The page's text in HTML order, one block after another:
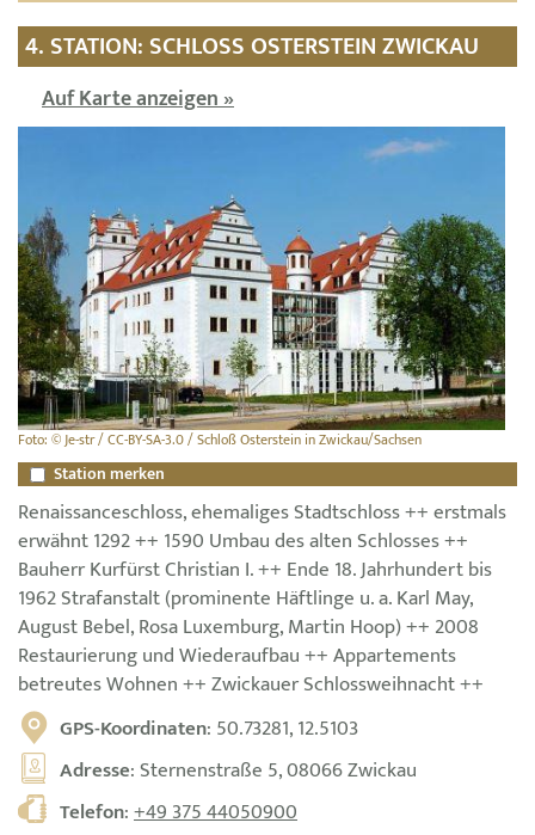
4. STATION: SCHLOSS OSTERSTEIN ZWICKAU
Auf Karte anzeigen »
Foto: © Je-str / CC-BY-SA-3.0 / Schloß Osterstein in Zwickau/Sachsen
Station merken
Renaissanceschloss, ehemaliges Stadtschloss ++ erstmals
erwähnt 1292 ++ 1590 Umbau des alten Schlosses ++
Bauherr Kurfürst Christian I. ++ Ende 18. Jahrhundert bis
1962 Strafanstalt (prominente Häftlinge u. a. Karl May,
August Bebel, Rosa Luxemburg, Martin Hoop) ++ 2008
Restaurierung und Wiederaufbau ++ Appartements
betreutes Wohnen ++ Zwickauer Schlossweihnacht ++
GPS-Koordinaten: 50.73281, 12.5103
Adresse: Sternenstraße 5, 08066 Zwickau
Telefon:+49 375 44050900